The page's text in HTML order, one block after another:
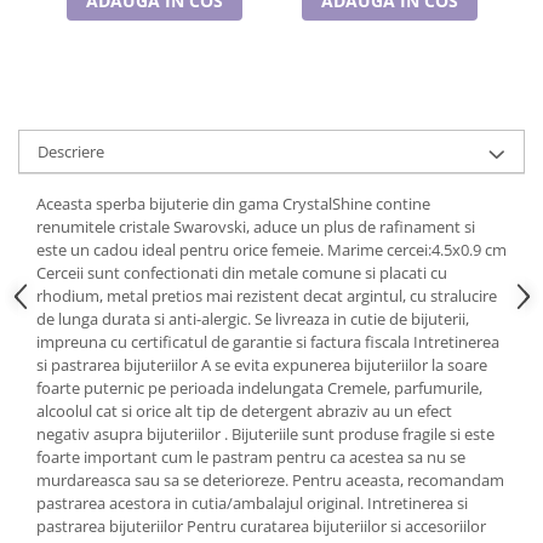
Cadouri pentru Doctori
Descriere
Aceasta sperba bijuterie din gama CrystalShine contine
renumitele cristale Swarovski, aduce un plus de rafinament si
este un cadou ideal pentru orice femeie. Marime cercei:4.5x0.9 cm
Cerceii sunt confectionati din metale comune si placati cu
rhodium, metal pretios mai rezistent decat argintul, cu stralucire
de lunga durata si anti-alergic. Se livreaza in cutie de bijuterii,
impreuna cu certificatul de garantie si factura fiscala Intretinerea
si pastrarea bijuteriilor A se evita expunerea bijuteriilor la soare
foarte puternic pe perioada indelungata Cremele, parfumurile,
alcoolul cat si orice alt tip de detergent abraziv au un efect
negativ asupra bijuteriilor . Bijuteriile sunt produse fragile si este
foarte important cum le pastram pentru ca acestea sa nu se
murdareasca sau sa se deterioreze. Pentru aceasta, recomandam
pastrarea acestora in cutia/ambalajul original. Intretinerea si
pastrarea bijuteriilor Pentru curatarea bijuteriilor si accesoriilor